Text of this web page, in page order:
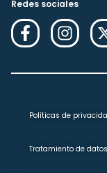
Redes sociales
Políticas de
Tratamiento de